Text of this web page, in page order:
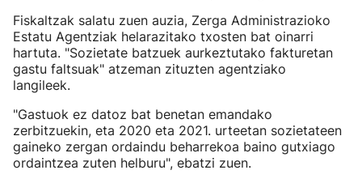
Fiskaltzak salatu zuen auzia, Zerga Administrazioko
Estatu Agentziak helarazitako txosten bat oinarri
hartuta. "Sozietate batzuek aurkeztutako fakturetan
gastu faltsuak" atzeman zituzten agentziako
langileek.
"Gastuok ez datoz bat benetan emandako
zerbitzuekin, eta 2020 eta 2021. urteetan sozietateen
gaineko zergan ordaindu beharrekoa baino gutxiago
ordaintzea zuten helburu", ebatzi zuen.